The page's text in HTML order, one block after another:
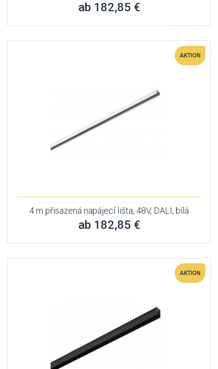
ab 182,85 €
AKTION
4 m přisazená napájecí lišta, 48V, DALI, bílá
ab 182,85 €
AKTION